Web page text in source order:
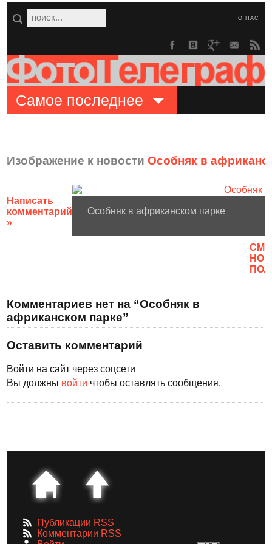
О НАС
Самое последнее
Изображение к новостиОсобняк в
Написать
комментарий
»
Особняк в африканском парке
Комментариев нет на “Особняк в
африканском парке”
Оставить комментарий
Войти на сайт через соцсети
Вы должны войти чтобы оставлять сообщения.
Публикации RSS
Комментарии RSS